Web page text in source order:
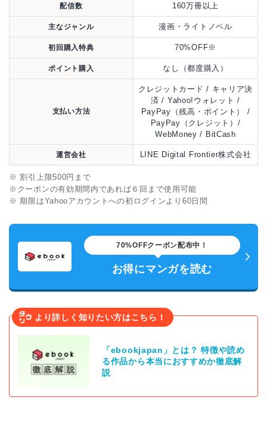
配信数 160万冊以上
主なジャンル 漫画・ライトノベル
初回購入特典 70%OFF※
ポイント購入 なし（都度購入）
支払い方法
クレジットカード / キャリア決
済 / Yahoo!ウォレット /
PayPay（残高・ポイント） /
PayPay（クレジット）/
WebMoney / BitCash
運営会社 LINE Digital Frontier株式会社
※ 割引上限500円まで
※クーポンの有効期間内であれば６回まで使用可能
※ 期限はYahooアカウントへの初ログインより60日間
70%OFFクーポン配布中！
お得にマンガを読む
より詳しく知りたい方はこちら！
「ebookjapan」とは？ 特徴や読め
る作品から本当におすすめか徹底解
説